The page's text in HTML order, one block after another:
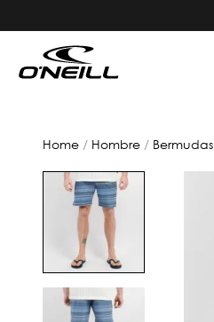
hombre bermudas